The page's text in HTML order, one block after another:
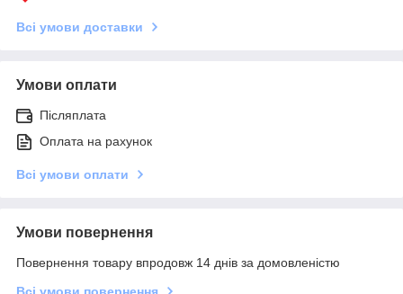
Всі умови доставки
Умови оплати
Післяплата
Оплата на рахунок
Всі умови оплати
Умови повернення
Повернення товару впродовж 14 днів за домовленістю
Всі умови повернення